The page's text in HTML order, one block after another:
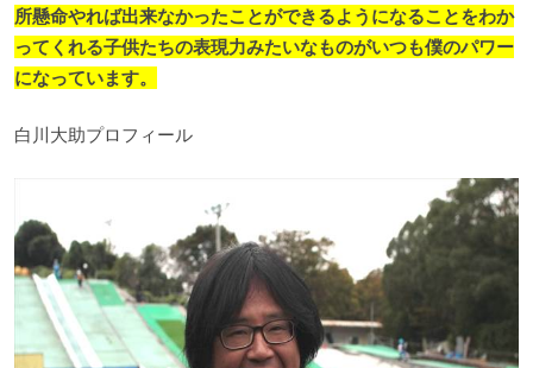
所懸命やれば出来なかったことができるようになることをわか
ってくれる子供たちの表現力みたいなものがいつも僕のパワー
になっています。
白川大助プロフィール